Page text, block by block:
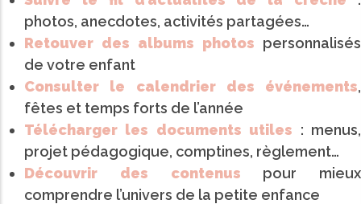
photos, anecdotes, activités partagées…
Retouver des albums photos personnalisés
de votre enfant
Consulter le calendrier des événements,
fêtes et temps forts de l’année
Télécharger les documents utiles : menus,
projet pédagogique, comptines, règlement…
Découvrir des contenus
pour mieux
comprendre l’univers de la petite enfance